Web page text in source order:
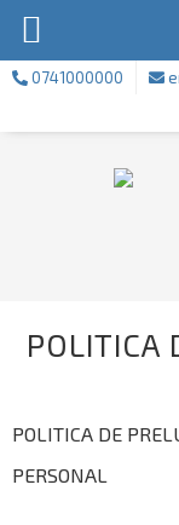
0741000000
POLITICA
POLITICA DE
PERSONAL